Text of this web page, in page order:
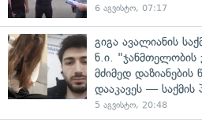
6 აგვისტო, 07:17
გიგა ავალიანის
ნ.ი. "ჯანმთელობის
მძიმედ დაზიანების
დააკავეს —
5 აგვისტო, 20:48